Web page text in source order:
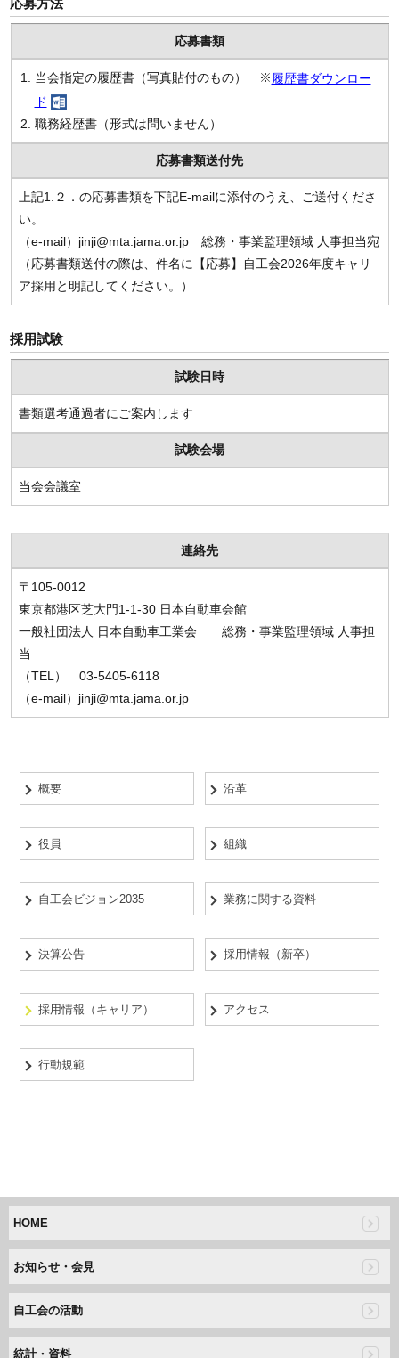
応募書類
当会指定の履歴書（写真貼付のもの） ※履歴書ダウンロー
ド
職務経歴書（形式は問いません）
応募書類送付先
上記1.２．の応募書類を下記E-mailに添付のうえ、ご送付くださ
い。
（e-mail）jinji@mta.jama.or.jp 総務・事業監理領域 人事担当宛
（応募書類送付の際は、件名に【応募】自工会2026年度キャリ
ア採用と明記してください。）
採用試験
試験日時
書類選考通過者にご案内します
試験会場
当会会議室
連絡先
〒105-0012
東京都港区芝大門1-1-30 日本自動車会館
一般社団法人 日本自動車工業会 総務・事業監理領域 人事担
当
（TEL） 03-5405-6118
（e-mail）jinji@mta.jama.or.jp
概要 沿革
役員 組織
自工会ビジョン2035 業務に関する資料
決算公告 採用情報（新卒）
採用情報（キャリア） アクセス
行動規範
HOME
お知らせ・会見
自工会の活動
統計・資料